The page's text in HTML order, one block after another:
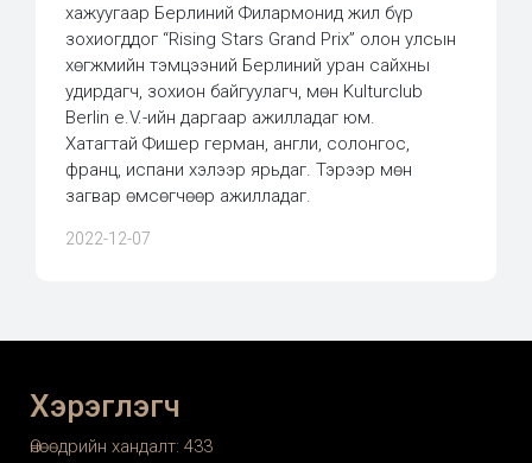
хажуугаар Берлиний Филармонид жил бүр
зохиогддог “Rising Stars Grand Prix” олон улсын
хөгжмийн тэмцээний Берлиний уран сайхны
удирдагч, зохион байгуулагч, мөн Kulturclub
Berlin e.V.-ийн даргаар ажилладаг юм.
Хатагтай Фишер герман, англи, солонгос,
франц, испани хэлээр ярьдаг. Тэрээр мөн
загвар өмсөгчөөр ажилладаг.
2022-12-07
Хэрэглэгч
Өнөөдрийн хандалт: 433